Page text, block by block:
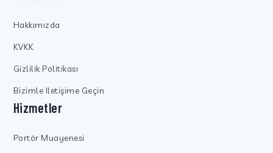
Hakkımızda
KVKK
Gizlilik Politikası
Bizimle Iletişime Geçin
Hizmetler
Portör Muayenesi